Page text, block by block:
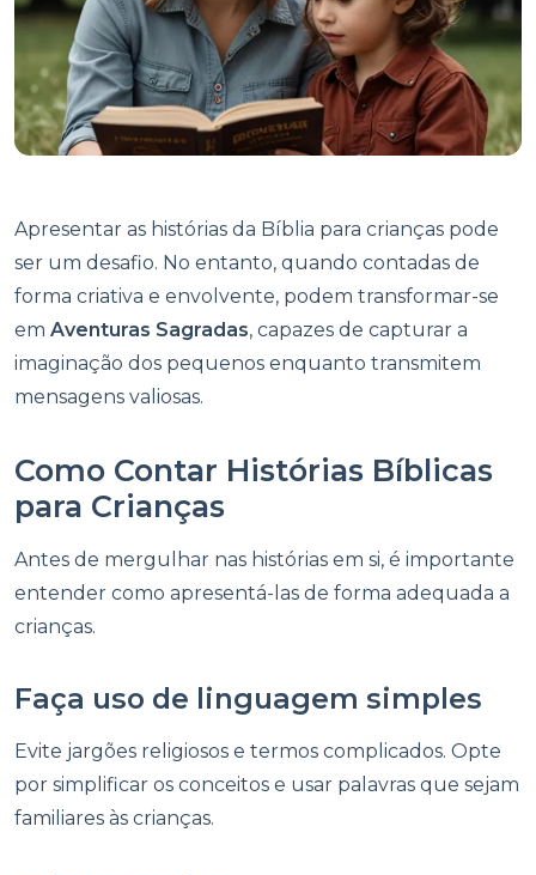
Apresentar as histórias da Bíblia para crianças pode
ser um desafio. No entanto, quando contadas de
forma criativa e envolvente, podem transformar-se
em Aventuras Sagradas, capazes de capturar a
imaginação dos pequenos enquanto transmitem
mensagens valiosas.
Como Contar Histórias Bíblicas
para Crianças
Antes de mergulhar nas histórias em si, é importante
entender como apresentá-las de forma adequada a
crianças.
Faça uso de linguagem simples
Evite jargões religiosos e termos complicados. Opte
por simplificar os conceitos e usar palavras que sejam
familiares às crianças.